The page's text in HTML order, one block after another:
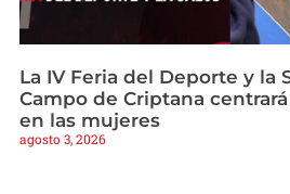
La IV Feria del Deporte y la
Campo de Criptana
en las mujeres
agosto 3, 2026